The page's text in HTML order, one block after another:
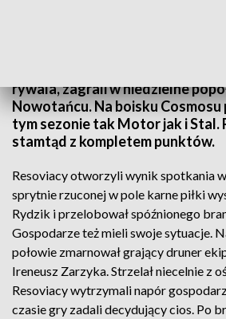
rywala, zagrali w niedzielne
Nowotańcu. Na boisku Cosmosu
tym sezonie tak Motor jak i Stal.
stamtąd z kompletem punktów.
Resoviacy otworzyli wynik spotkania
sprytnie rzuconej w pole karne piłki
Rydzik i przelobował spóźnionego
Gospodarze też mieli swoje sytuacje.
połowie zmarnował grający druner
Ireneusz Zarzyka. Strzelał niecelnie z
Resoviacy wytrzymali napór
czasie gry zadali decydujący cios. Po